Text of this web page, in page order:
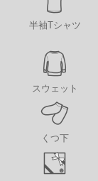
半袖Tシャツ
スウェット
くつ下